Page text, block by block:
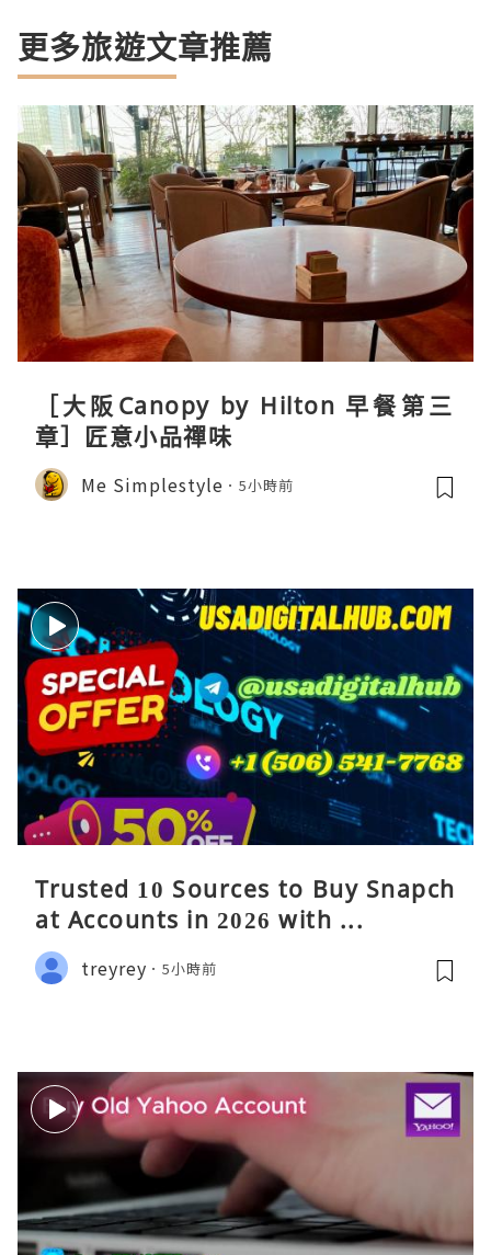
更多旅遊文章推薦
［大阪Canopy by Hilton 早餐第三
章］匠意小品禪味
Me Simplestyle 5小時前
Trusted 10 Sources to Buy Snapch
at Accounts in 2026 with ...
treyrey 5小時前